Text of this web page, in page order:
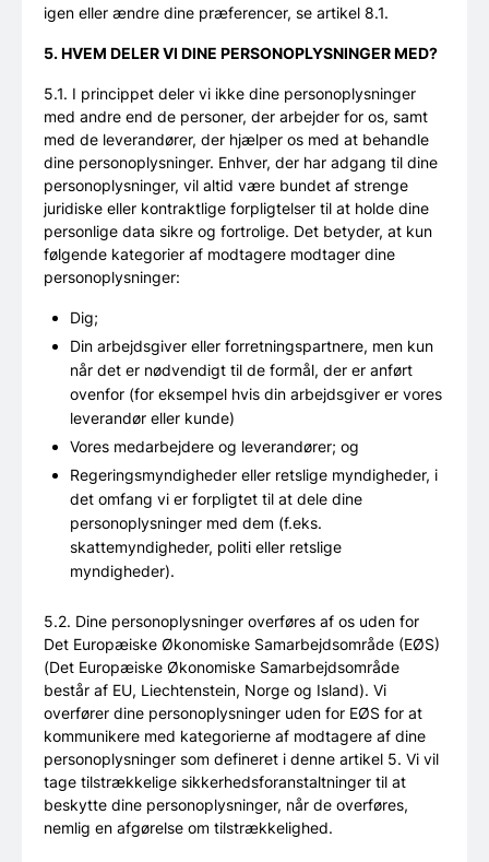
igen eller ændre dine præferencer, se artikel 8.1.
5. HVEM DELER VI DINE PERSONOPLYSNINGER MED?
5.1. I princippet deler vi ikke dine personoplysninger
med andre end de personer, der arbejder for os, samt
med de leverandører, der hjælper os med at behandle
dine personoplysninger. Enhver, der har adgang til dine
personoplysninger, vil altid være bundet af strenge
juridiske eller kontraktlige forpligtelser til at holde dine
personlige data sikre og fortrolige. Det betyder, at kun
følgende kategorier af modtagere modtager dine
personoplysninger:
Dig;
Din arbejdsgiver eller forretningspartnere, men kun
når det er nødvendigt til de formål, der er anført
ovenfor (for eksempel hvis din arbejdsgiver er vores
leverandør eller kunde)
Vores medarbejdere og leverandører; og
Regeringsmyndigheder eller retslige myndigheder, i
det omfang vi er forpligtet til at dele dine
personoplysninger med dem (f.eks.
skattemyndigheder, politi eller retslige
myndigheder).
5.2. Dine personoplysninger overføres af os uden for
Det Europæiske Økonomiske Samarbejdsområde (EØS)
(Det Europæiske Økonomiske Samarbejdsområde
består af EU, Liechtenstein, Norge og Island). Vi
overfører dine personoplysninger uden for EØS for at
kommunikere med kategorierne af modtagere af dine
personoplysninger som defineret i denne artikel 5. Vi vil
tage tilstrækkelige sikkerhedsforanstaltninger til at
beskytte dine personoplysninger, når de overføres,
nemlig en afgørelse om tilstrækkelighed.